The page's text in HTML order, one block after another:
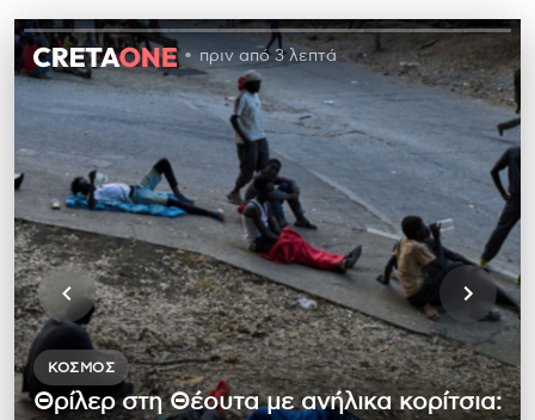
πριν από 3 λεπτά
ΚΌΣΜΟΣ
Θρίλερ στη Θέουτα με ανήλικα κορίτσια: